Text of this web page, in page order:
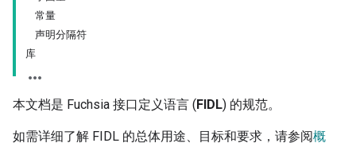
常量
声明分隔符
库
本文档是 Fuchsia 接口定义语言 (FIDL) 的规范。
如需详细了解 FIDL 的总体用途、目标和要求，请参阅概